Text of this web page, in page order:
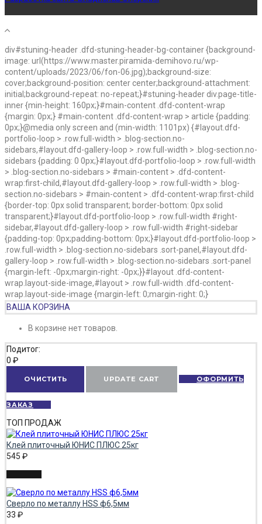
div#stuning-header .dfd-stuning-header-bg-container {background-
image: url(https://www.master.piramida-demihovo.ru/wp-
content/uploads/2023/06/fon-06.jpg);background-size:
cover;background-position: center center;background-attachment:
initial;background-repeat: no-repeat;}#stuning-header div.page-title-
inner {min-height: 160px;}#main-content .dfd-content-wrap
{margin: 0px;} #main-content .dfd-content-wrap > article {padding:
0px;}@media only screen and (min-width: 1101px) {#layout.dfd-
portfolio-loop > .row.full-width > .blog-section.no-
sidebars,#layout.dfd-gallery-loop > .row.full-width > .blog-section.no-
sidebars {padding: 0 0px;}#layout.dfd-portfolio-loop > .row.full-width
> .blog-section.no-sidebars > #main-content > .dfd-content-
wrap:first-child,#layout.dfd-gallery-loop > .row.full-width > .blog-
section.no-sidebars > #main-content > .dfd-content-wrap:first-child
{border-top: 0px solid transparent; border-bottom: 0px solid
transparent;}#layout.dfd-portfolio-loop > .row.full-width #right-
sidebar,#layout.dfd-gallery-loop > .row.full-width #right-sidebar
{padding-top: 0px;padding-bottom: 0px;}#layout.dfd-portfolio-loop >
.row.full-width > .blog-section.no-sidebars .sort-panel,#layout.dfd-
gallery-loop > .row.full-width > .blog-section.no-sidebars .sort-panel
{margin-left: -0px;margin-right: -0px;}}#layout .dfd-content-
wrap.layout-side-image,#layout > .row.full-width .dfd-content-
wrap.layout-side-image {margin-left: 0;margin-right: 0;}
ВАША КОРЗИНА
В корзине нет товаров.
Подитог:
0 ₽
ОЧИСТИТЬ UPDATE CART ОФОРМИТЬ
ЗАКАЗ
ТОП ПРОДАЖ
Клей плиточный ЮНИС ПЛЮС 25кг
545 ₽
Сверло по металлу HSS ф6,5мм
33 ₽